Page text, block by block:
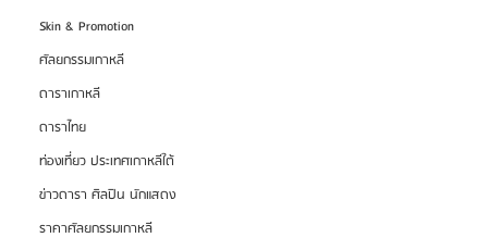
Skin & Promotion
ศัลยกรรมเกาหลี
ดาราเกาหลี
ดาราไทย
ท่องเที่ยว ประเทศเกาหลีใต้
ข่าวดารา ศิลปิน นักแสดง
ราคาศัลยกรรมเกาหลี